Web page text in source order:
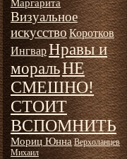
Маргарита
Визуальное
искусствоКоротков
ИнгварНравы и
моральНЕ
СМЕШНО!
СТОИТ
ВСПОМНИТЬ
Мориц Юнна Верхоланцев
Михаил